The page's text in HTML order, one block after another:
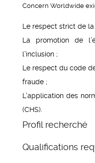
Concern Worldwide
Le respect strict de
La promotion de
l’inclusion ;
Le respect du code
fraude ;
L’application des
(CHS).
Profil recherché
Qualifications